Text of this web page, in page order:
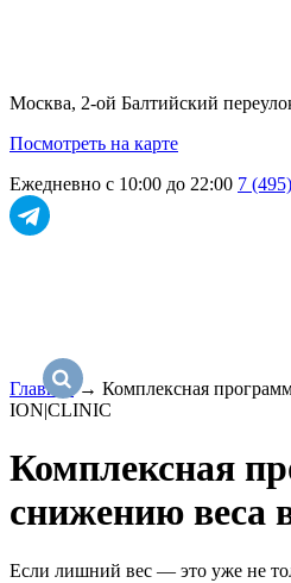
Москва, 2-ой Балтийский
Посмотреть на карте
Ежедневно с 10:00 до 22:00 7
Главная → Комплексная
ION|CLINIC
Комплексная
снижению веса
Если лишний вес — это уже не